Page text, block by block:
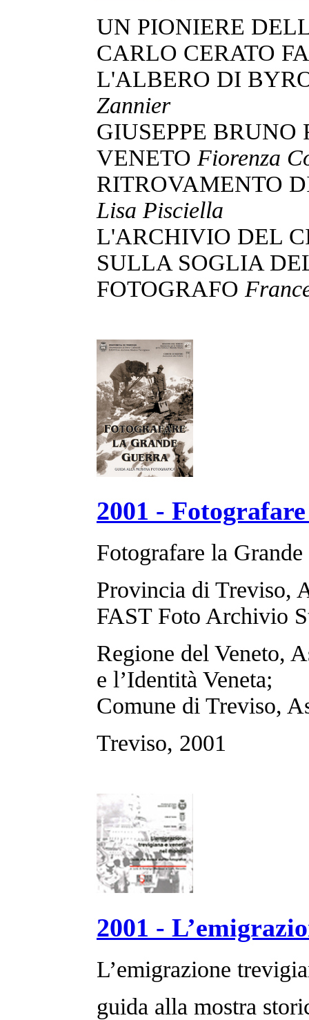
UN PIONIERE
CARLO CERATO
L'ALBERO DI
Zannier
GIUSEPPE
VENETO Fiorenza
RITROVAMENTO
Lisa Pisciella
L'ARCHIVIO DEL
SULLA SOGLIA
FOTOGRAFO
2001 -
Fotografare la
Provincia di Treviso,
FAST Foto Archivio
Regione del Veneto,
e l’Identità Veneta;
Comune di Treviso,
Treviso, 2001
2001 -
L’emigrazione
guida alla mostra